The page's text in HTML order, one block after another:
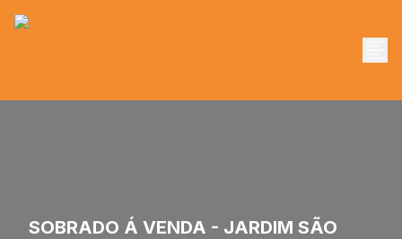
SOBRADO Á VENDA - JARDIM SÃO